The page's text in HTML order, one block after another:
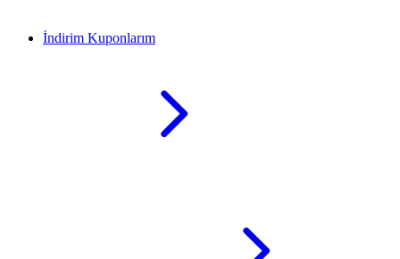
İndirim Kuponlarım